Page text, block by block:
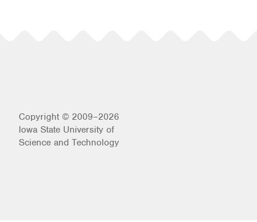
Copyright © 2009–2026
Iowa State University of
Science and Technology